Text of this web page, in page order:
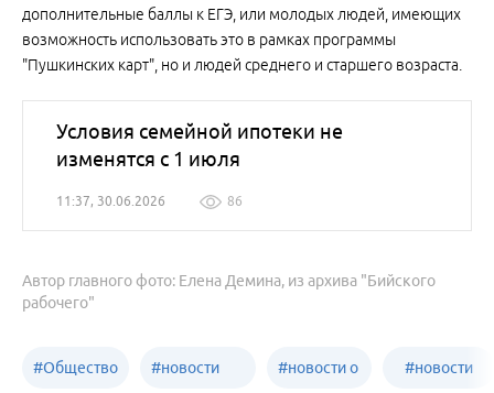
дополнительные баллы к ЕГЭ, или молодых людей, имеющих
возможность использовать это в рамках программы
"Пушкинских карт", но и людей среднего и старшего возраста.
Условия семейной ипотеки не
изменятся с 1 июля
11:37, 30.06.2026 86
Автор главного фото: Елена Демина, из архива "Бийского
рабочего"
#Общество #новости #новости о #новости